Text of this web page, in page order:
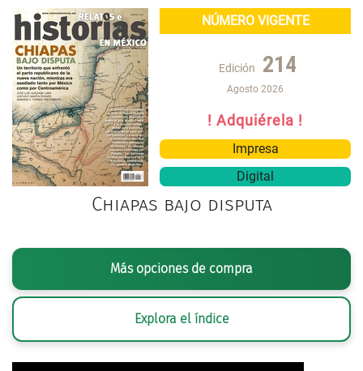
NÚMERO VIGENTE
Edición 214
Agosto 2026
! Adquiérela !
Impresa
Digital
Chiapas bajo disputa
Más opciones de compra
Explora el índice